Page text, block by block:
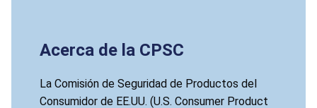
Acerca de la CPSC
La Comisión de Seguridad de Productos del
Consumidor de EE.UU. (U.S. Consumer Product